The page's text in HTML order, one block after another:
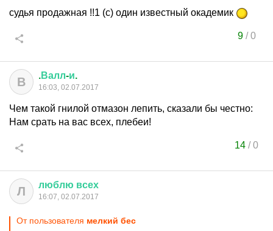
судья продажная !!1 (с) один известный окадемик
9/0
В .Валл-и.
16:03, 02.07.2017
Чем такой гнилой отмазон лепить, сказали бы честно:
Нам срать на вас всех, плебеи!
14 /0
Л люблю всех
16:07, 02.07.2017
От пользователя мелкий бес